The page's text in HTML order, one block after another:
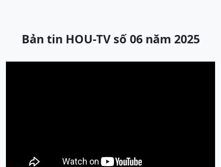
Bản tin HOU-TV số 06 năm 2025